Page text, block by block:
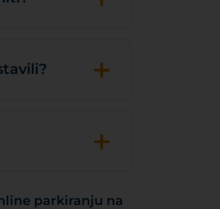
+
+
parkiranju na